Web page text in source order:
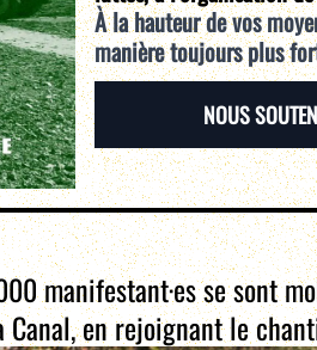
À la hauteur de vos
manière toujours plus
NOUS
manifestant·es se sont
en rejoignant le